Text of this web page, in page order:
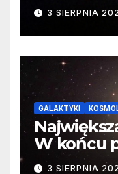
3 SIERPNIA
GALAKTYKI
W końcu
faktyczne
3 SIERPNIA